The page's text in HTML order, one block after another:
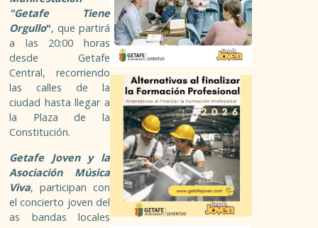
NO REGLADA
PARA EL TIEMPO LIBRE
BECAS / FAQ
GUÍAS Y PUBLICACIONES
PLAZOS DE SOLICITUD
FERIAS, JORNADAS, CONFERENCIAS
ENLACES
"Getafe Tiene
Orgullo", que partirá
a las 20:00 horas
desde Getafe
Central, recorriendo
las calles de la
ciudad hasta llegar a
la Plaza de la
Constitución.
Getafe Joven y la
Asociación Música
Viva, participan con
el concierto joven del
as bandas locales